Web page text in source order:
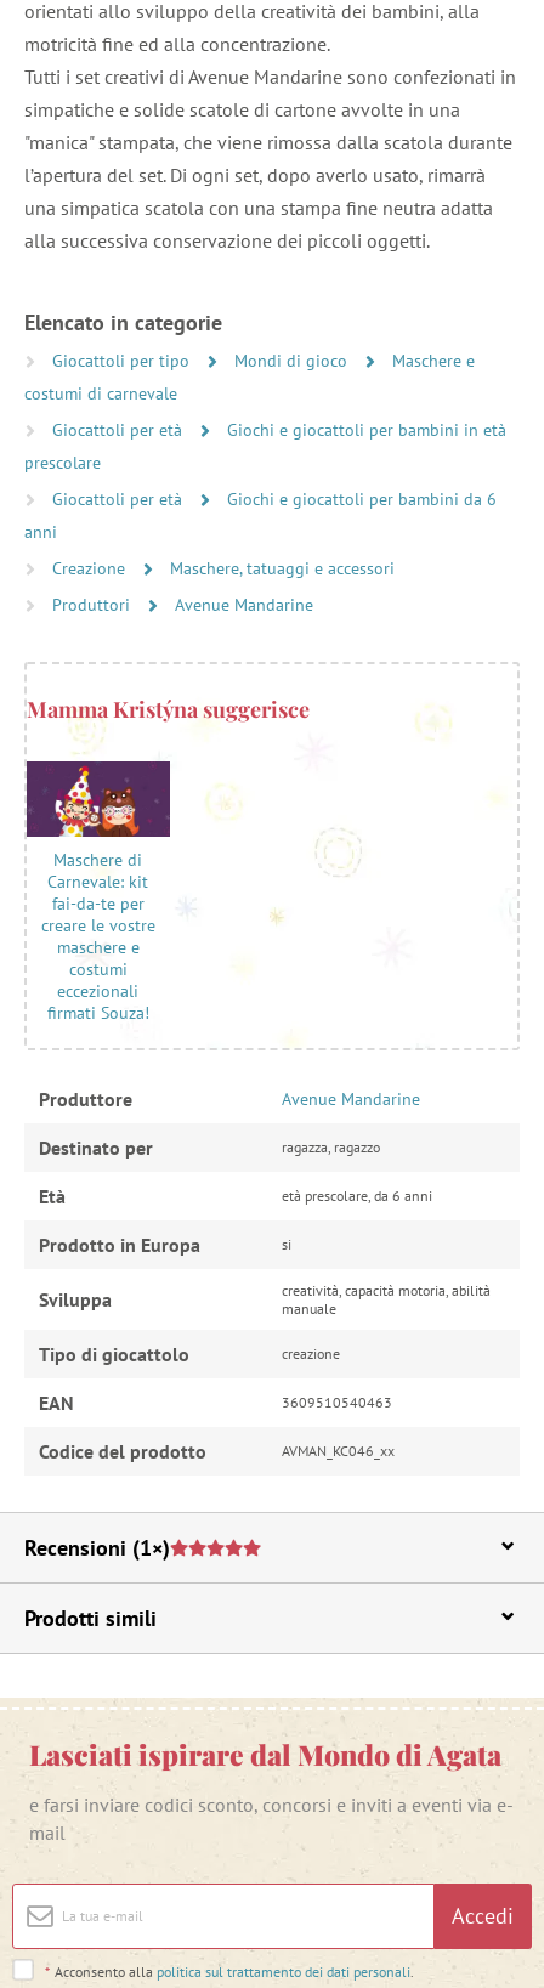
orientati allo sviluppo della creatività dei bambini, alla
motricità fine ed alla concentrazione.
Tutti i set creativi di Avenue Mandarine sono confezionati in
simpatiche e solide scatole di cartone avvolte in una
"manica" stampata, che viene rimossa dalla scatola durante
l’apertura del set. Di ogni set, dopo averlo usato, rimarrà
una simpatica scatola con una stampa fine neutra adatta
alla successiva conservazione dei piccoli oggetti.
Elencato in categorie
Giocattoli per tipo Mondi di gioco
Maschere e
costumi di carnevale
Giocattoli per età
Giochi e giocattoli per bambini in età
prescolare
Giocattoli per età
Giochi e giocattoli per bambini da 6
anni
Creazione
Maschere, tatuaggi e accessori
Produttori
Avenue Mandarine
Mamma Kristýna suggerisce
Maschere di
Carnevale: kit
fai-da-te per
creare le vostre
maschere e
costumi
eccezionali
firmati Souza!
Produttore Avenue Mandarine
Destinato per ragazza, ragazzo
Età età prescolare, da 6 anni
Prodotto in Europa si
Sviluppa
creatività, capacità motoria, abilità
manuale
Tipo di giocattolo creazione
EAN 3609510540463
Codice del prodotto AVMAN_KC046_xx
Recensioni (1×)
Prodotti simili
Lasciati ispirare dal Mondo di Agata
e farsi inviare codici sconto, concorsi e inviti a eventi via e-
mail
Accedi
* Acconsento alla politica sul trattamento dei dati personali